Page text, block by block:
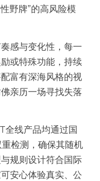
野牌”的高风险模
感与变化性，每一
或特殊功能，持续
富有深海风格的视
亲历一场寻找失落
全线产品均通过国
检测，确保其随机
规则设计符合国际
安心体验真实、公